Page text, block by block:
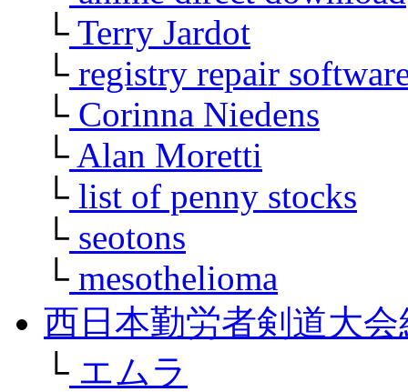
└ Terry Jardot
└ registry repair
└ Corinna Niedens
└ Alan Moretti
└ list of penny stocks
└ seotons
└ mesothelioma
西日本勤労者剣道大
└ エムラ